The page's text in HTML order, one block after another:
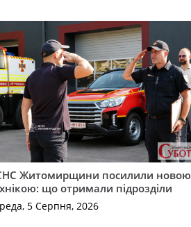
Житомирщини посилили новою
що отримали підрозділи
5 Серпня, 2026